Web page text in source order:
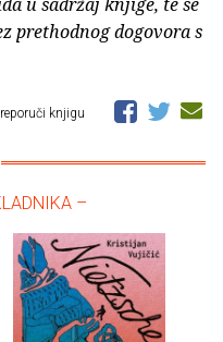
prethodnog dogovora s
knjigu
–